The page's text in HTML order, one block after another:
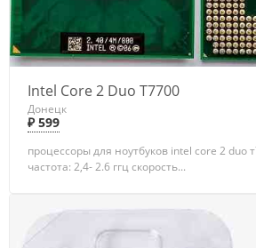
Intel Core 2 Duo Т7700
Донецк
₽ 599
процессоры для ноутбуков intel core 2 duo
частота: 2,4- 2.6 ггц скорость...